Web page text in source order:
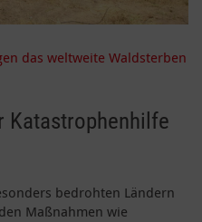
das weltweite Waldsterben
Katastrophenhilfe
bedrohten Ländern
Maßnahmen wie